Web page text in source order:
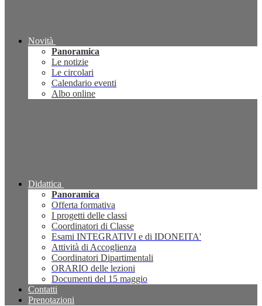
Novità
Panoramica
Le notizie
Le circolari
Calendario eventi
Albo online
Didattica
Panoramica
Offerta formativa
I progetti delle classi
Coordinatori di Classe
Esami INTEGRATIVI e di IDONEITA'
Attività di Accoglienza
Coordinatori Dipartimentali
ORARIO delle lezioni
Documenti del 15 maggio
Contatti
Prenotazioni